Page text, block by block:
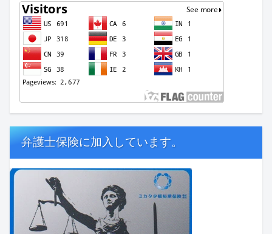
弁護士保険に加入しています。